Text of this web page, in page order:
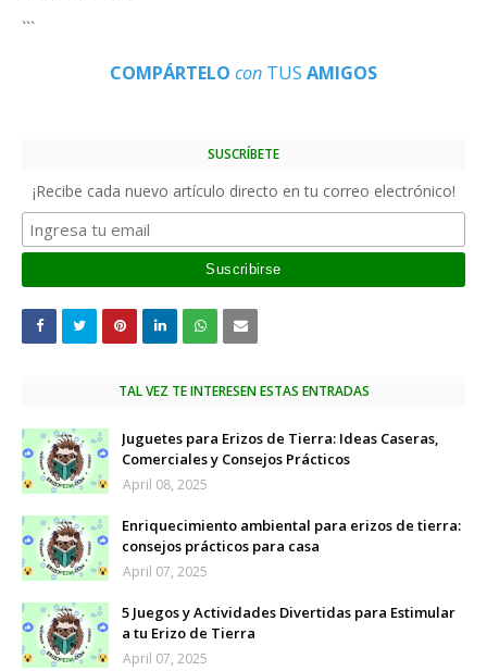
```
COMPÁRTELO con TUS AMIGOS
SUSCRÍBETE
¡Recibe cada nuevo artículo directo en tu correo electrónico!
TAL VEZ TE INTERESEN ESTAS ENTRADAS
Juguetes para Erizos de Tierra: Ideas Caseras,
Comerciales y Consejos Prácticos
April 08, 2025
Enriquecimiento ambiental para erizos de tierra:
consejos prácticos para casa
April 07, 2025
5 Juegos y Actividades Divertidas para Estimular
a tu Erizo de Tierra
April 07, 2025